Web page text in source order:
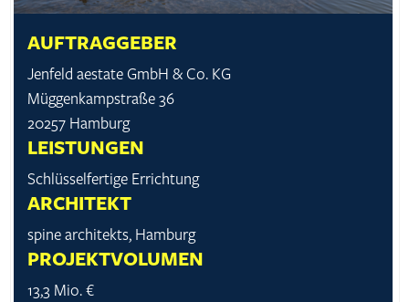
AUFTRAGGEBER
Jenfeld aestate GmbH & Co. KG
Müggenkampstraße 36
20257 Hamburg
LEISTUNGEN
Schlüsselfertige Errichtung
ARCHITEKT
spine architekts, Hamburg
PROJEKTVOLUMEN
13,3 Mio. €